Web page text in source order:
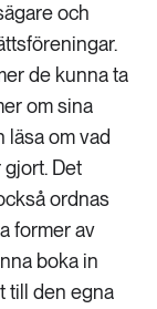
och
de kunna ta
om sina
läsa om vad
gjort. Det
ordnas
former av
boka in
till den egna